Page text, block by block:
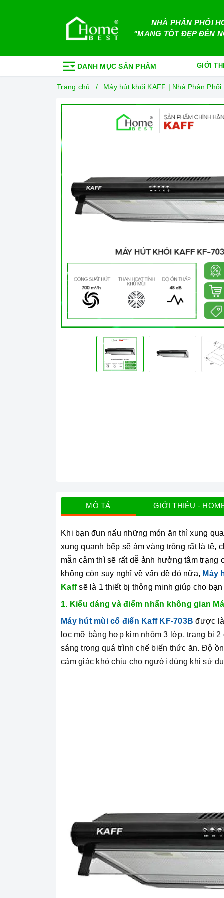
NHÀ PHÂN PHỐI
"MANG TỐT ĐẸP ĐẾN
DANH MỤC SẢN PHẨM GIỚI
Trang chủ Máy hút khói KAFF | Nhà Phân
MÔ TẢ GIỚI THIỆU -
Khi bạn đun nấu những món ăn thì xung
xung quanh bếp sẽ ám vàng trông rất là tệ,
mẫn cảm thì sẽ rất dễ ảnh hưởng tâm trạng
không còn suy nghĩ về vấn đề đó nữa, Máy
Kaffsẽ là 1 thiết bị thông minh giúp cho
1. Kiểu dáng và điểm nhấn không gian
Máy hút mùi cổ điển Kaff KF-703B được
lọc mỡ bằng hợp kim nhôm 3 lớp, trang bị
sáng trong quá trình chế biến thức ăn. Độ
cảm giác khó chịu cho người dùng khi sử